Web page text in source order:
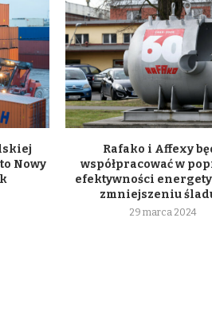
Nowy
Rafako i Affexy
współpracować w
efektywności
zmniejszeniu
29 marca 2024